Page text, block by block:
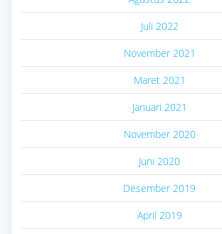
Juli 2022
November 2021
Maret 2021
Januari 2021
November 2020
Juni 2020
Desember 2019
April 2019